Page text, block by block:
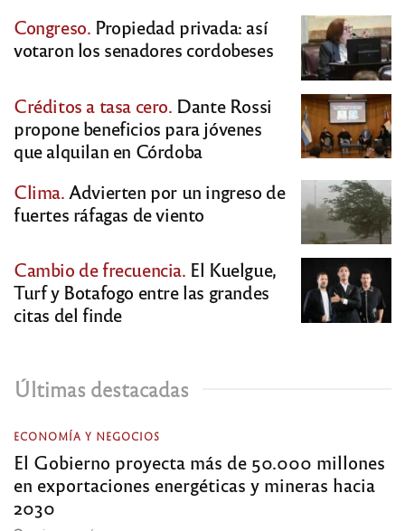
Congreso. Propiedad privada: así
votaron los senadores cordobeses
Créditos a tasa cero. Dante Rossi
propone beneficios para jóvenes
que alquilan en Córdoba
Clima. Advierten por un ingreso de
fuertes ráfagas de viento
Cambio de frecuencia. El Kuelgue,
Turf y Botafogo entre las grandes
citas del finde
Últimas destacadas
ECONOMÍA Y NEGOCIOS
El Gobierno proyecta más de 50.000 millones
en exportaciones energéticas y mineras hacia
2030